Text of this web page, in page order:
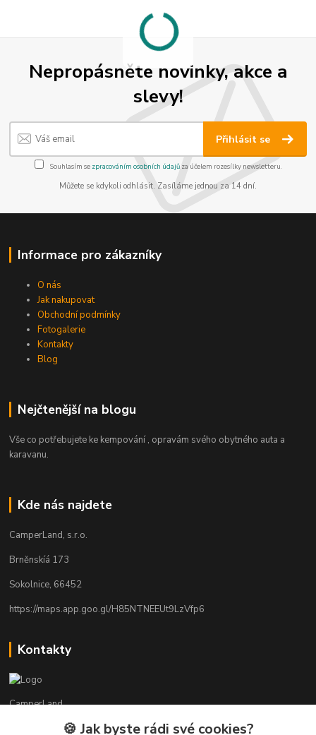
Nepropásněte novinky, akce a
slevy!
Přihlásit se
Souhlasím se zpracováním osobních údajůza účelem rozesílky newsletteru.
Můžete se kdykoli odhlásit. Zasíláme jednou za 14 dní.
Informace pro zákazníky
O nás
Jak nakupovat
Obchodní podmínky
Fotogalerie
Kontakty
Blog
Nejčtenější na blogu
Vše co potřebujete ke kempování , opravám svého obytného auta a
karavanu.
Kde nás najdete
CamperLand, s.r.o.
Brněnskíá 173
Sokolnice, 66452
https://maps.app.goo.gl/H85NTNEEUt9LzVfp6
Kontakty
CamperLand
🍪 Jak byste rádi své cookies?